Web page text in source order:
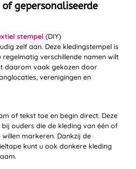
gepersonaliseerde
stempel (DIY)
zelf aan. Deze kledingstempel is
regelmatig verschillende namen wilt
daarom vaak gekozen door
verenigingen en
of tekst toe en begin direct. Deze
ouders die de kleding van één of
markeren. Dankzij de
kunt u ook donkere kleding